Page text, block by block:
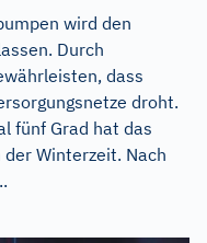
wird den
Durch
dass
droht.
fünf Grad hat das
Winterzeit. Nach